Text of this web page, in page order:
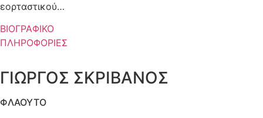
εορταστικού…
ΒΙΟΓΡΑΦΙΚΟ
ΠΛΗΡΟΦΟΡΙΕΣ
ΓΙΩΡΓΟΣ ΣΚΡΙΒΑΝΟΣ
ΦΛΑΟΥΤΟ